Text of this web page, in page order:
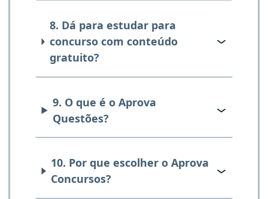
8. Dá para estudar para
concurso com conteúdo
gratuito?
9. O que é o Aprova
Questões?
10. Por que escolher o Aprova
Concursos?